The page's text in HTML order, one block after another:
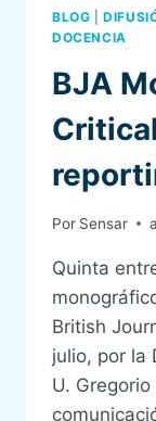
BLOG |
DOCENCIA
BJA
Por Sensar
Quinta
British
julio, por la
U.